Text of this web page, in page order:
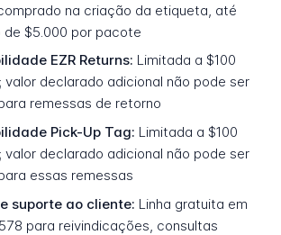
na criação da etiqueta, até
de $5.000 por pacote
EZR Returns: Limitada a $100
valor declarado adicional não pode ser
remessas de retorno
Pick-Up Tag: Limitada a $100
valor declarado adicional não pode ser
essas remessas
suporte ao cliente: Linha gratuita em
para reivindicações, consultas